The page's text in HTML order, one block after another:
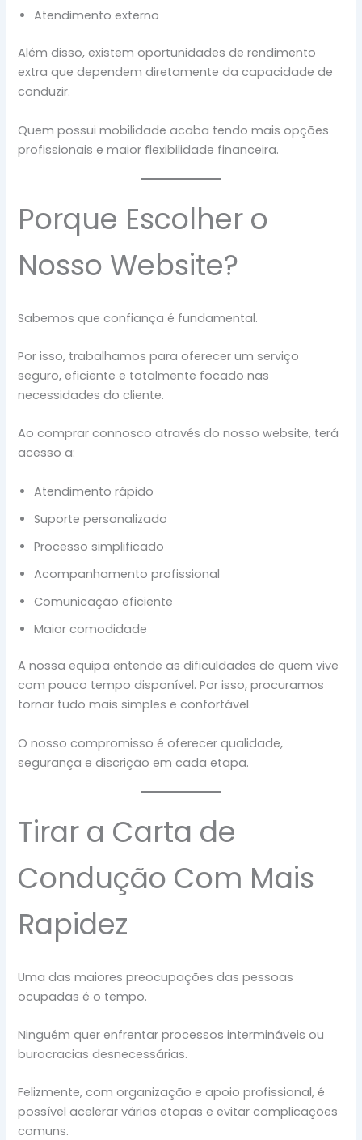
Atendimento externo
Além disso, existem oportunidades de rendimento
extra que dependem diretamente da capacidade de
conduzir.
Quem possui mobilidade acaba tendo mais opções
profissionais e maior flexibilidade financeira.
Porque Escolher o
Nosso Website?
Sabemos que confiança é fundamental.
Por isso, trabalhamos para oferecer um serviço
seguro, eficiente e totalmente focado nas
necessidades do cliente.
Ao comprar connosco através do nosso website, terá
acesso a:
Atendimento rápido
Suporte personalizado
Processo simplificado
Acompanhamento profissional
Comunicação eficiente
Maior comodidade
A nossa equipa entende as dificuldades de quem vive
com pouco tempo disponível. Por isso, procuramos
tornar tudo mais simples e confortável.
O nosso compromisso é oferecer qualidade,
segurança e discrição em cada etapa.
Tirar a Carta de
Condução Com Mais
Rapidez
Uma das maiores preocupações das pessoas
ocupadas é o tempo.
Ninguém quer enfrentar processos intermináveis ou
burocracias desnecessárias.
Felizmente, com organização e apoio profissional, é
possível acelerar várias etapas e evitar complicações
comuns.